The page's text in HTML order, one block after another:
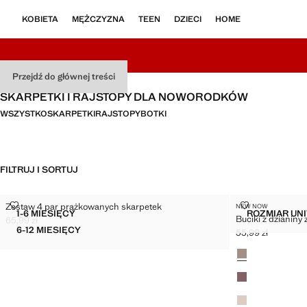
Przejdź do głównej treści
KOBIETA MĘŻCZYZNA TEEN DZIECI HOME
SKARPETKI I RAJSTOPY DLA NOWORODKÓW
WSZYSTKOSKARPETKIRAJSTOPYBOTKI
FILTRUJ I SORTUJ
Rozmiary
1-6 MIESIĘCYZESTAW 4 PAR PRĄŻKOWANYCH SKARPETEK
6-12 MIESIĘCYZESTAW 4 PAR PRĄŻKOWANYCH SKARPETEK
Zestaw 4 par prążkowanych skarpetek
ZESTAW 4 PAR PRĄŻKOWANYCH SKARPETEK
Aktualna cena [65,99 zł ]
65,99 zł
Rozmiary
ROZMIAR
NEW NOW
Buciki z dzianiny
BUCIKI Z
Aktualna cena
55,99 zł
Kolory